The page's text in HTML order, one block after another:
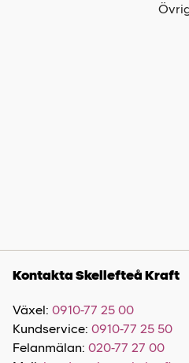
Kontakta Skellefteå Kraft
Växel: 0910-77 25 00
Kundservice: 0910-77 25 50
Felanmälan: 020-77 27 00